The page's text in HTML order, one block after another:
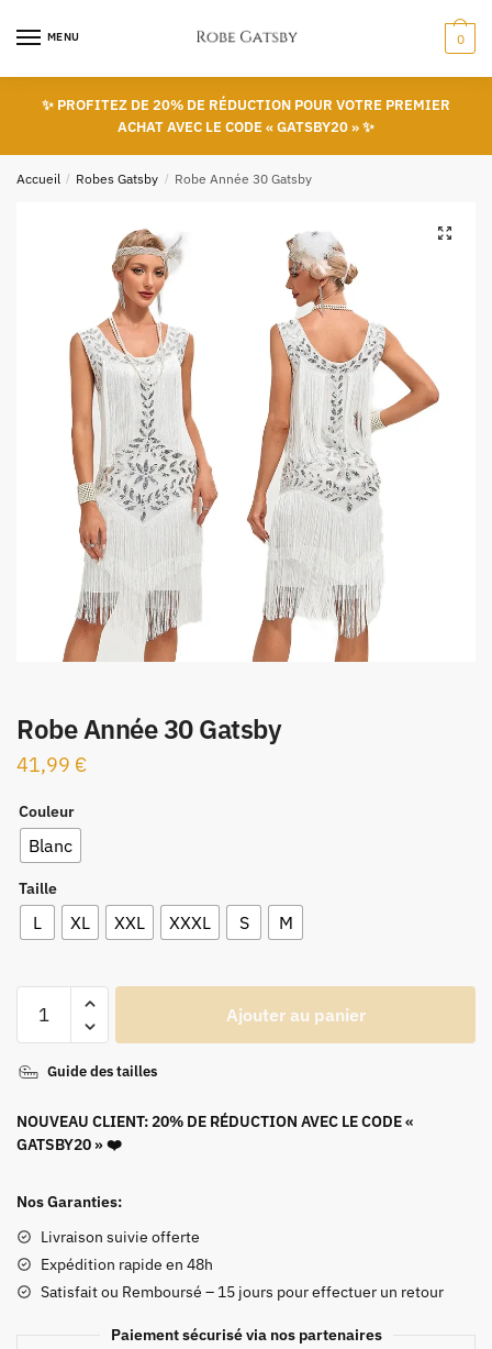
MENU 0
✨ PROFITEZ DE 20% DE RÉDUCTION POUR VOTRE PREMIER
ACHAT AVEC LE CODE « GATSBY20 » ✨
Accueil / Robes Gatsby / Robe Année 30 Gatsby
🔍
Robe Année 30 Gatsby
41,99 €
Couleur
Blanc
Taille
L XL XXL XXXL S M
Année
Gatsby
Ajouter au panier
Guide des tailles
NOUVEAU CLIENT: 20% DE RÉDUCTION AVEC LE CODE «
GATSBY20 » ❤️
Nos Garanties:
Livraison suivie offerte
Expédition rapide en 48h
Satisfait ou Remboursé – 15 jours pour effectuer un retour
Paiement sécurisé via nos partenaires